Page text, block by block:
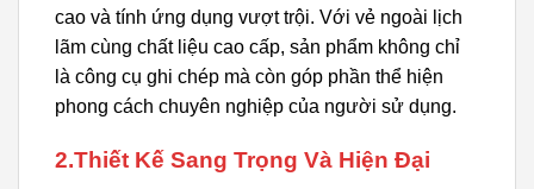
cao và tính ứng dụng vượt trội. Với vẻ ngoài lịch
lãm cùng chất liệu cao cấp, sản phẩm không chỉ
là công cụ ghi chép mà còn góp phần thể hiện
phong cách chuyên nghiệp của người sử dụng.
2.Thiết Kế Sang Trọng Và Hiện Đại